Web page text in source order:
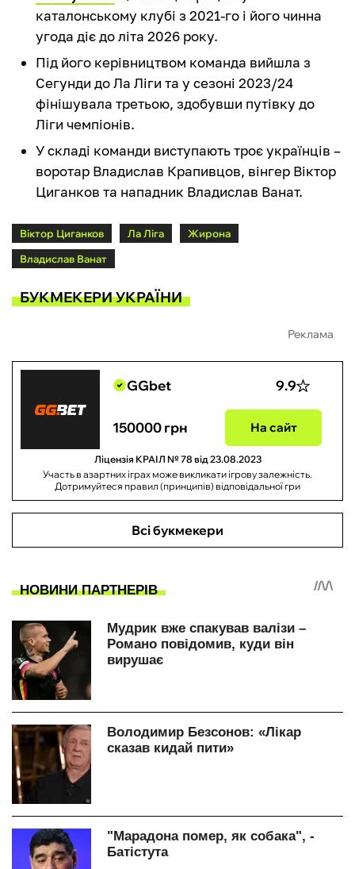
каталонському клубі з 2021-го і його чинна
угода діє до літа 2026 року.
Під його керівництвом команда вийшла з
Сегунди до Ла Ліги та у сезоні 2023/24
фінішувала третьою, здобувши путівку до
Ліги чемпіонів.
У складі команди виступають троє українців –
воротар Владислав Крапивцов, вінгер Віктор
Циганков та нападник Владислав Ванат.
Віктор Циганков Ла Ліга
Жирона
Владислав Ванат
БУКМЕКЕРИ УКРАЇНИ
Реклама
GGbet 9.9
150000 грн На сайт
Ліцензія КРАІЛ № 78 від 23.08.2023
Участь в азартних іграх може викликати ігрову залежність.
Дотримуйтеся правил (принципів) відповідальної гри
Всі букмекери